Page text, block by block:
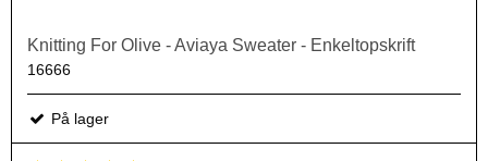
Knitting For Olive - Aviaya Sweater - Enkeltopskrift
16666
På lager